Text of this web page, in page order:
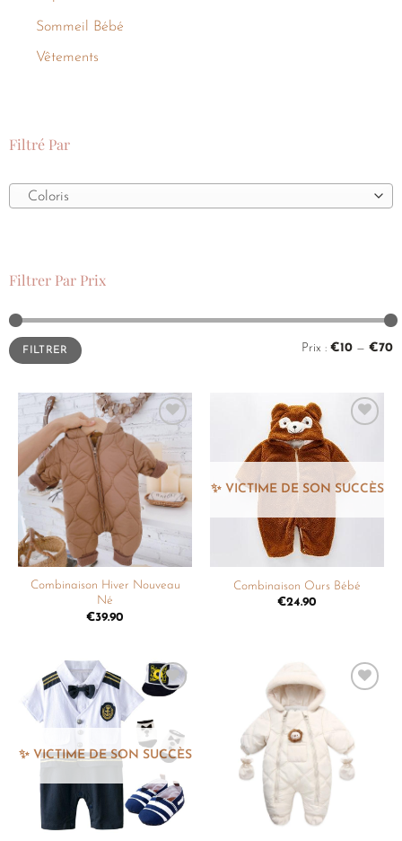
Sommeil Bébé
Vêtements
Filtré Par
Coloris
Filtrer Par Prix
FILTRER Prix : €10 — €70
Ajouter
à la
liste de
souhaits
Combinaison Hiver Nouveau
Né
€39.90
liste de
souhaits
Combinaison Ours Bébé
€24.90
liste de
souhaits
liste de
souhaits